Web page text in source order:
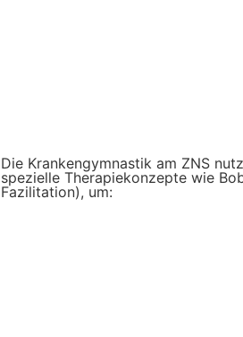
Die Krankengymnastik am ZNS
spezielle Therapiekonzepte wie
Fazilitation), um: